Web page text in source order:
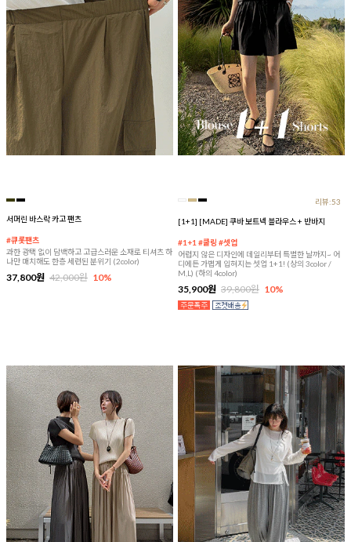
서머린 바스락 카고 팬츠
#큐롯팬츠
과한 광택 없이 담백하고 고급스러운 소재로 티셔츠 하
나만 매치해도 한층 세련된 분위기 (2color)
37,800원 42,000원 10%
리뷰:53
[1+1] [MADE] 쿠바 보트넥 블라우스 + 반바지
#1+1 #쿨링 #셋업
어렵지 않은 디자인에 데일리부터 특별한 날까지~ 어
디에든 가볍게 입혀지는 셋업 1+1! (상의 3color /
M,L) (하의 4color)
35,900원 39,800원 10%